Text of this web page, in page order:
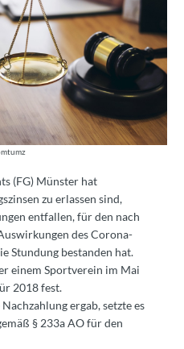
(FG) Münster hat
zu erlassen sind,
entfallen, für den nach
des Corona-
Stundung bestanden hat.
einem Sportverein im Mai
2018 fest.
ergab, setzte es
§ 233a AO für den